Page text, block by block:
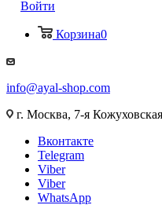
Войти
Корзина0
info@ayal-shop.com
г. Москва, 7-я
Вконтакте
Telegram
Viber
Viber
WhatsApp